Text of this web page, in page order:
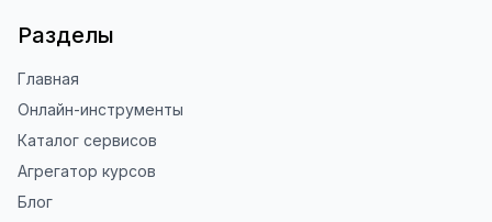
Разделы
Главная
Онлайн-инструменты
Каталог сервисов
Агрегатор курсов
Блог